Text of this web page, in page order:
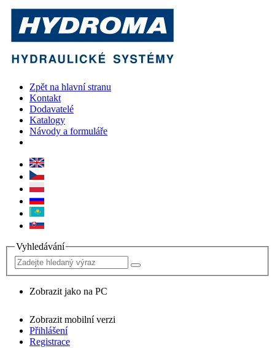
Zpět na hlavní stranu
Kontakt
Dodavatelé
Katalogy
Návody a formuláře
Vyhledávání
Zobrazit jako na PC
Zobrazit mobilní verzi
Přihlášení
Registrace